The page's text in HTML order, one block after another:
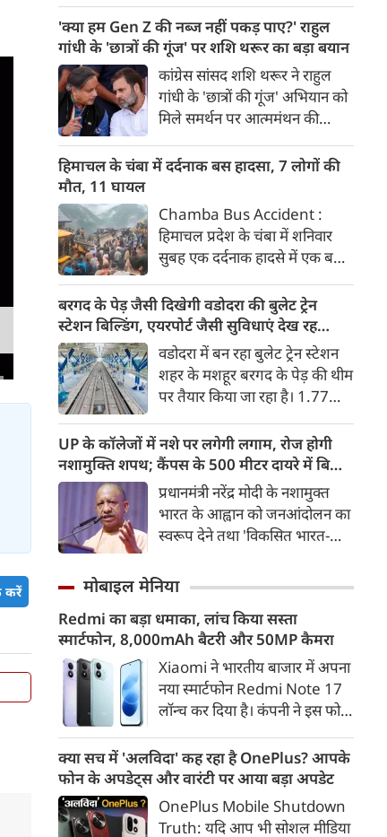
करें
उत्तराखंड शिफ्ट होना चाहते हैं और
पिछले तीन साल से जमीन की तलाश
कर रहे हैं। सीएम धामी ने अधिकारियों
को मामले में जरूरी कार्रवाई के निर्देश
दिए हैं।
'क्या हम Gen Z की नब्ज नहीं पकड़ पाए?' राहुल
गांधी के 'छात्रों की गूंज' पर शशि थरूर का बड़ा बयान
कांग्रेस सांसद शशि थरूर ने राहुल
गांधी के 'छात्रों की गूंज' अभियान को
मिले समर्थन पर आत्ममंथन की
कि क्या कांग्रेस Gen Z और छात्रों
हिमाचल के चंबा में दर्दनाक बस हादसा, 7 लोगों की
मौत, 11 घायल
Chamba Bus Accident :
हिमाचल प्रदेश के चंबा में शनिवार
सुबह एक दर्दनाक हादसे में एक बस
हादसे में 7 लोगों की मौत हो गई और
11 अन्य घायल हो गए। घायलों को
अस्पताल में भर्ती कराया गया है।
बरगद के पेड़ जैसी दिखेगी वडोदरा की बुलेट ट्रेन
स्टेशन बिल्डिंग, एयरपोर्ट जैसी सुविधाएं देख रह
जाएंगे दंग
वडोदरा में बन रहा बुलेट ट्रेन स्टेशन
शहर के मशहूर बरगद के पेड़ की थीम
पर तैयार किया जा रहा है। 1.77
एयरपोर्ट जैसी आधुनिक सुविधाएं
होंगी। मुंबई-अहमदाबाद यात्रा महज
2 घंटे 15 मिनट में पूरी होगी।
UP के कॉलेजों में नशे पर लगेगी लगाम, रोज होगी
नशामुक्ति शपथ; कैंपस के 500 मीटर दायरे में बिक्री
पर सख्ती
प्रधानमंत्री नरेंद्र मोदी के नशामुक्त
भारत के आह्वान को जनआंदोलन का
स्वरूप देने तथा 'विकसित भारत-
साकार करने के उद्देश्य से योगी
व्यापक नशामुक्ति अभियान
चलाएगी। विधानसभा परिसर में उच्च
शिक्षा मंत्री योगेंद्र उपाध्याय की
अध्यक्षता में प्रदेश के सभी राजकीय
विश्वविद्यालयों के कुलसचिवों एवं
आयोजित की गई।
मोबाइल मेनिया
Redmi का बड़ा धमाका, लांच किया सस्ता
स्मार्टफोन, 8,000mAh बैटरी और 50MP कैमरा
Xiaomi ने भारतीय बाजार में अपना
नया स्मार्टफोन Redmi Note 17
लॉन्च कर दिया है। कंपनी ने इस फोन
डिस्प्ले, 8,000mAh की बड़ी बैटरी
और Qualcomm Snapdragon
चिपसेट के साथ पेश किया है। फोन में
50MP का मेन कैमरा दिया गया है।
क्या सच में 'अलविदा' कह रहा है OnePlus? आपके
फोन के अपडेट्स और वारंटी पर आया बड़ा अपडेट
OnePlus Mobile Shutdown
Truth: यदि आप भी सोशल मीडिया